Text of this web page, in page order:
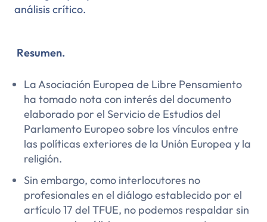
análisis crítico.
Resumen.
La Asociación Europea de Libre Pensamiento
ha tomado nota con interés del documento
elaborado por el Servicio de Estudios del
Parlamento Europeo sobre los vínculos entre
las políticas exteriores de la Unión Europea y la
religión.
Sin embargo, como interlocutores no
profesionales en el diálogo establecido por el
artículo 17 del TFUE, no podemos respaldar sin